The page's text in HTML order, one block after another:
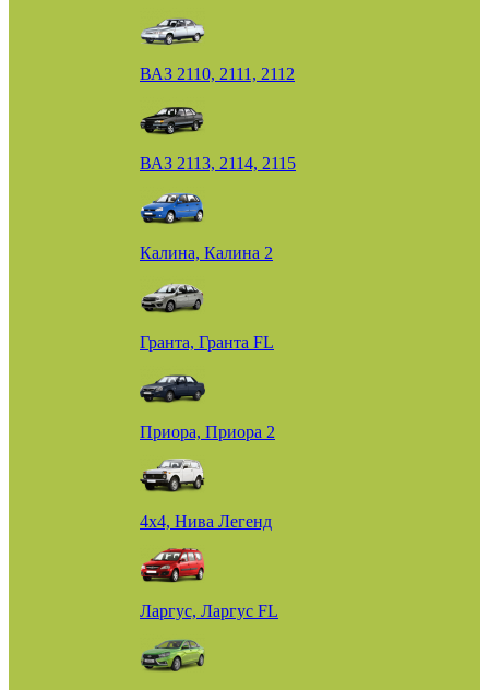
ВАЗ 2110, 2111, 2112
ВАЗ 2113, 2114, 2115
Калина, Калина 2
Гранта, Гранта FL
Приора, Приора 2
4х4, Нива Легенд
Ларгус, Ларгус FL